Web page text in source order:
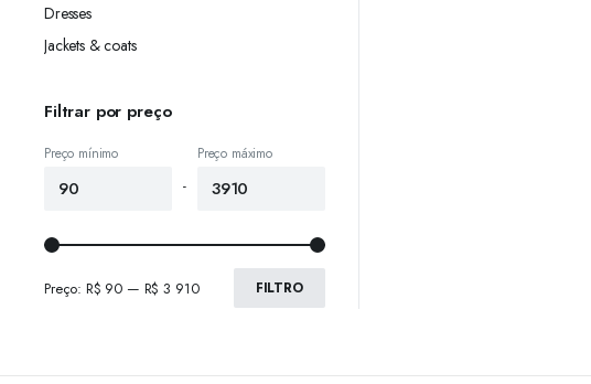
Dresses
Jackets & coats
Filtrar por preço
Preço mínimo
-
Preço máximo
FILTRO
Preço: R$ 90 — R$ 3 910